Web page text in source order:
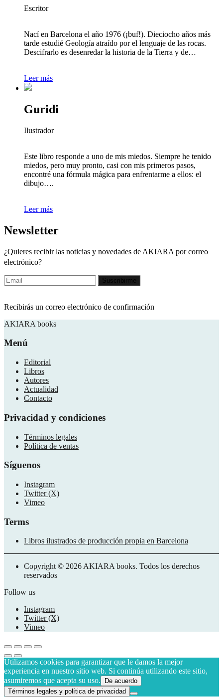
Escritor
Nací en Barcelona el año 1976 (¡buf!). Dieciocho años más
tarde estudié Geología atraído por el lenguaje de las rocas.
Descifrarlo es desenredar la historia de la Tierra y de…
Leer más
Guridi
Ilustrador
Este libro responde a uno de mis miedos. Siempre he tenido
miedos, pero muy pronto, casi con mis primeros pasos,
encontré una fórmula mágica para enfrentarme a ellos: el
dibujo….
Leer más
Newsletter
¿Quieres recibir las noticias y novedades de AKIARA por correo
electrónico?
Recibirás un correo electrónico de confirmación
AKIARA books
Menú
Editorial
Libros
Autores
Actualidad
Contacto
Privacidad y condiciones
Términos legales
Política de ventas
Síguenos
Instagram
Twitter (X)
Vimeo
Terms
Libros ilustrados de producción propia en Barcelona
Copyright © 2026 AKIARA books. Todos los derechos
reservados
Follow us
Instagram
Twitter (X)
Vimeo
Utilizamos cookies para garantizar que le damos la mejor
experiencia en nuestro sitio web. Si continúa utilizando este sitio,
asumiremos que acepta su uso.
De acuerdo
Términos legales y política de privacidad